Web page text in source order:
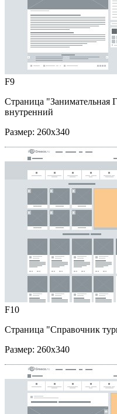
F9
Страница "Занимательная
внутренний
Размер: 260x340
F10
Страница "Справочник
Размер: 260x340